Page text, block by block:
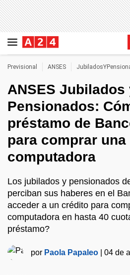
Previsional ANSES
ANSES Jubilados
Pensionados:
préstamo de
para comprar una
computadora
Los jubilados y pensionados
perciban sus haberes en el
acceder a un crédito para
computadora en hasta 40
préstamo?
por Paola Papaleo |04 de